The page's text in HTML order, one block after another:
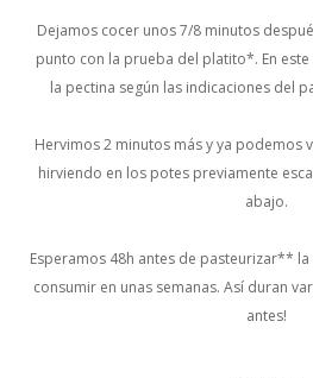
Dejamos cocer unos 7/8 minutos
punto con la prueba del platito*. En
la pectina según las indicaciones del
Hervimos 2 minutos más y ya podemos
hirviendo en los potes previamente
abajo.
Esperamos 48h antes de pasteurizar**
consumir en unas semanas. Así duran
antes!